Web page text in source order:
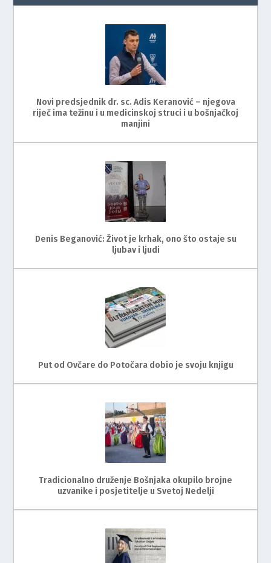
Novi predsjednik dr. sc. Adis Keranović – njegova
riječ ima težinu i u medicinskoj struci i u bošnjačkoj
manjini
Denis Beganović: Život je krhak, ono što ostaje su
ljubav i ljudi
Put od Ovčare do Potočara dobio je svoju knjigu
Tradicionalno druženje Bošnjaka okupilo brojne
uzvanike i posjetitelje u Svetoj Nedelji